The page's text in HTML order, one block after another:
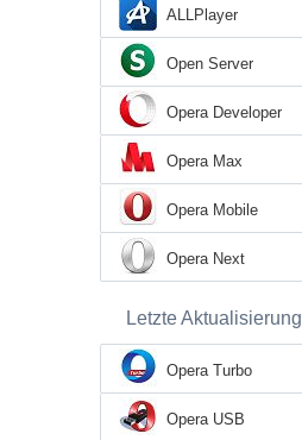
ALLPlayer
Open Server
Opera Developer
Opera Max
Opera Mobile
Opera Next
Letzte Aktualisierung
Opera Turbo
Opera USB